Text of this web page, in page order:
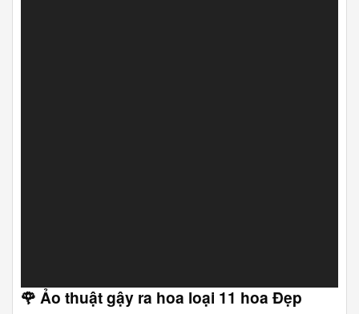
🌹 Ảo thuật gậy ra hoa loại 11 hoa Đẹp